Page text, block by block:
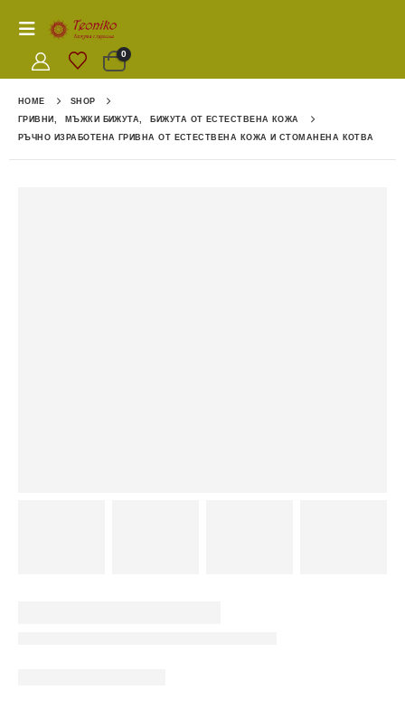
0
HOME
SHOP
ГРИВНИ
МЪЖКИ БИЖУТА
БИЖУТА ОТ ЕСТЕСТВЕНА КОЖА
РЪЧНО ИЗРАБОТЕНА ГРИВНА ОТ ЕСТЕСТВЕНА КОЖА И СТОМАНЕНА КОТВА